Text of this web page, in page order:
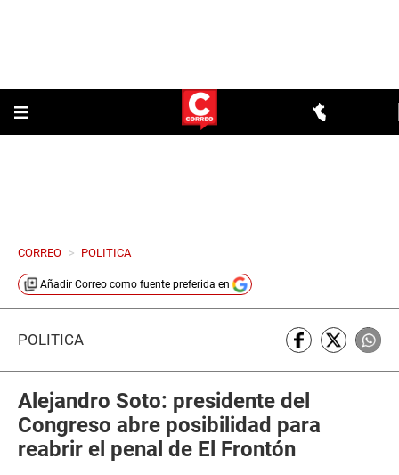
CORREO > POLITICA
Añadir Correo como fuente preferida en
POLÍTICA
Alejandro Soto: presidente del
Congreso abre posibilidad para
reabrir el penal de El Frontón